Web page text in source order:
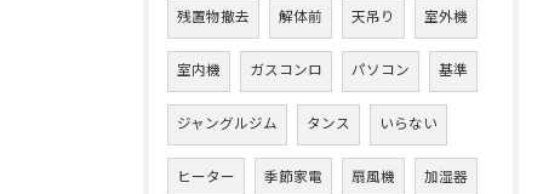
残置物撤去 解体前 天吊り 室外機
室内機 ガスコンロ パソコン 基準
ジャングルジム タンス いらない
ヒーター 季節家電 扇風機 加湿器